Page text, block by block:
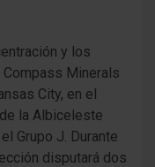
y los
Compass Minerals
City, en el
la Albiceleste
Grupo J. Durante
disputará dos